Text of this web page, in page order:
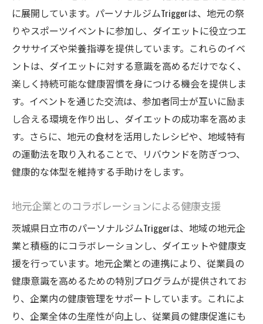
に展開しています。パーソナルジムTriggerは、地元の祭
りやスポーツイベントに参加し、ダイエットに役立つエ
クササイズや栄養指導を提供しています。これらのイベ
ントは、ダイエットに対する意識を高めるだけでなく、
楽しく持続可能な健康習慣を身につける機会を提供しま
す。イベントを通じた交流は、参加者同士が互いに励ま
し合える環境を作り出し、ダイエットの成功率を高めま
す。さらに、地元の食材を活用したレシピや、地域特有
の運動法を取り入れることで、リバウンドを防ぎつつ、
健康的な体型を維持する手助けをします。
地元企業とのコラボレーションによる健康支援
茨城県日立市のパーソナルジムTriggerは、地域の地元企
業と積極的にコラボレーションし、ダイエットや健康支
援を行っています。地元企業との連携により、従業員の
健康意識を高めるための特別プログラムが提供されてお
り、企業内の健康管理をサポートしています。これによ
り、企業全体の生産性が向上し、従業員の健康促進にも